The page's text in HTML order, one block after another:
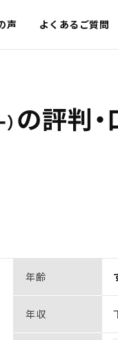
声 よくあるご質問
の評判
年齢
年収